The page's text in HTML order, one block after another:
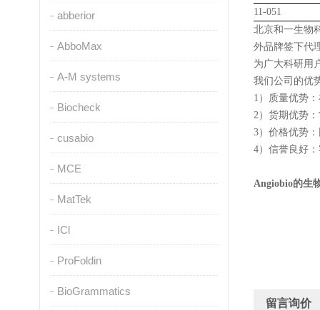
abberior
AbboMax
A-M systems
Biocheck
cusabio
MCE
MatTek
ICl
ProFoldin
BioGrammatics
11-051
北京和一生物
外品牌签下代
为广大科研用
我们公司的优
1）质量优势
2）货期优势
3）价格优势
4）信誉良好
Angiobio的生
留言询价